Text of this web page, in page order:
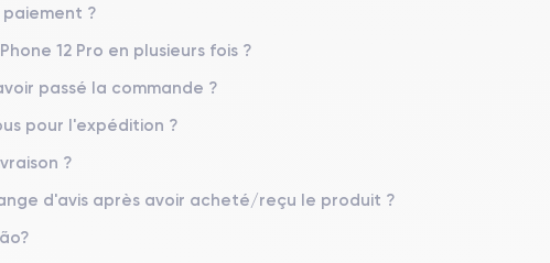
paiement ?
12 Pro en plusieurs fois ?
passé la commande ?
pour l'expédition ?
?
d'avis après avoir acheté/reçu le produit ?